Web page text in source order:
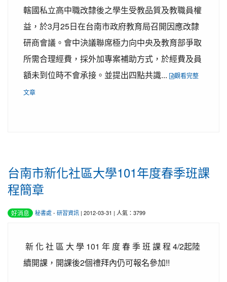
轄國私立高中職改隸後之學生受教品質及教職員權
益，於3月25日在台南市政府教育局召開因應改隸
研商會議。會中決議聯席極力向中央及教育部爭取
所需合理經費，採外加專案補助方式，於經費及員
額未到位時不會承接。並提出四點共識...
觀看完整
文章
台南市新化社區大學101年度春季班課
程簡章
好消息 秘書處- 研習資訊 | 2012-03-31 | 人氣：3799
新 化 社 區 大 學 101 年 度 春 季 班 課 程 4/2起陸
續開課，開課後2個禮拜內仍可報名參加!!